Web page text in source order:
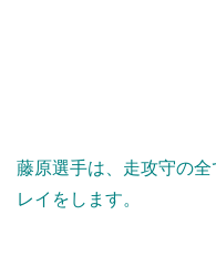
藤原選手は、走攻守の
レイをします。